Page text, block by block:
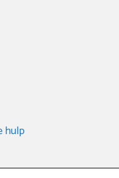
hulp